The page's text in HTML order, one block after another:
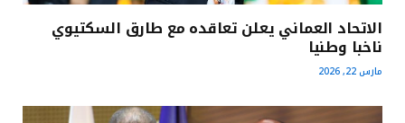
الاتحاد العماني يعلن تعاقده مع طارق السكتيوي
ناخبا وطنيا
مارس 22, 2026